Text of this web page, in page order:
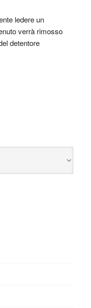
ledere un
verrà rimosso
detentore